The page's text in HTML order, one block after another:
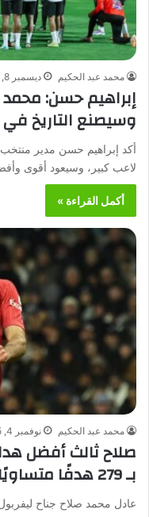
محمد عبد الحكيم ديسمبر 8, 2025
إبراهيم حسن:
وسيصنع التاريخ
أكد إبراهيم حسن مدير
لاعب كبير، وسيعود أقوى
أكمل القراءة »
محمد عبد الحكيم نوفمبر 4, 2025
صلاح ثالث أفضل
بـ 279 هدفًا متساويًا مع فرانك لامبارد